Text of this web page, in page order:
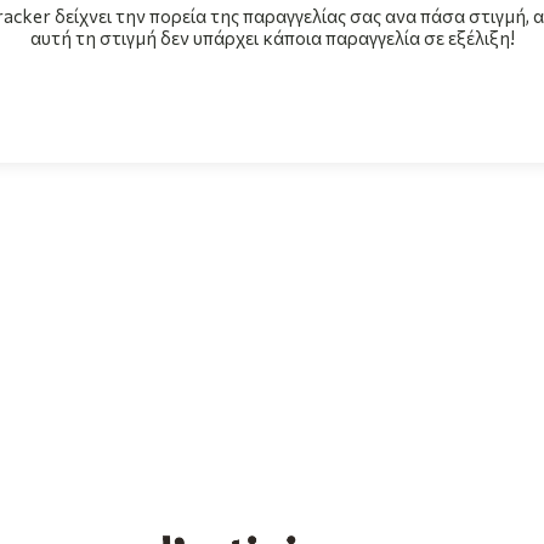
δείχνει την πορεία της παραγγελίας σας ανα πάσα στιγμή,
αυτή τη στιγμή δεν υπάρχει κάποια παραγγελία σε εξέλιξη!